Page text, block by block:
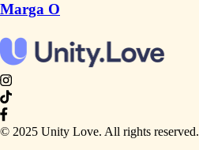
Marga O
© 2025 Unity Love. All rights reserved.